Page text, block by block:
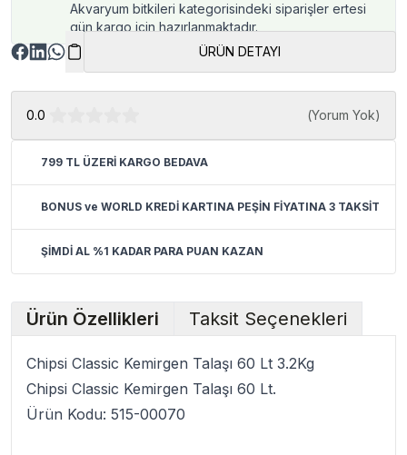
Akvaryum bitkileri kategorisindeki siparişler ertesi
gün kargo için hazırlanmaktadır.
ÜRÜN DETAYI
0.0 (Yorum Yok)
799 TL ÜZERİ KARGO BEDAVA
BONUS ve WORLD KREDİ KARTINA PEŞİN FİYATINA 3 TAKSİT
ŞİMDİ AL %1 KADAR PARA PUAN KAZAN
Ürün Özellikleri Taksit Seçenekleri
Chipsi Classic Kemirgen Talaşı 60 Lt 3.2Kg
Chipsi Classic Kemirgen Talaşı 60 Lt.
Ürün Kodu: 515-00070